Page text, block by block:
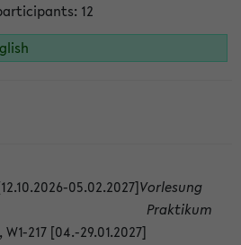
12
05.02.2027]Vorlesung
217 [04.-29.01.2027]
Praktikum